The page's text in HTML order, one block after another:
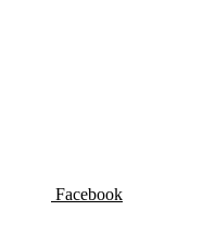
Facebook